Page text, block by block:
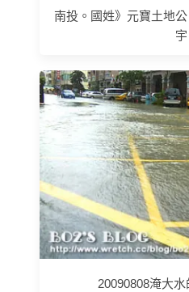
南投。國姓》元寶土地
宇
20090808淹大